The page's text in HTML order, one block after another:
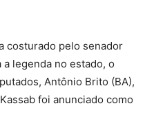
costurado pelo senador
a legenda no estado, o
Antônio Brito (BA),
foi anunciado como